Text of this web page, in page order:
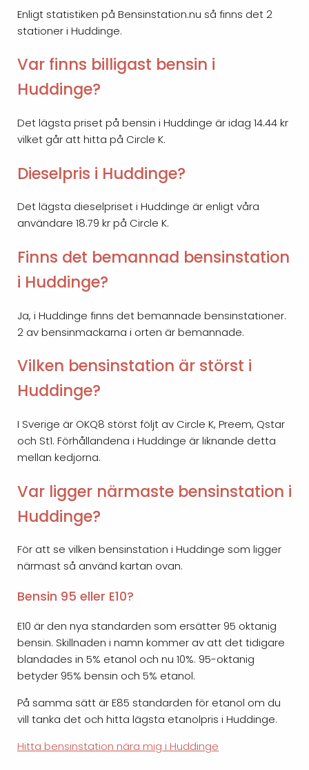
Enligt statistiken på Bensinstation.nu så finns det 2
stationer i Huddinge.
Var finns billigast bensin i
Huddinge?
Det lägsta priset på bensin i Huddinge är idag 14.44 kr
vilket går att hitta på Circle K.
Dieselpris i Huddinge?
Det lägsta dieselpriset i Huddinge är enligt våra
användare 18.79 kr på Circle K.
Finns det bemannad bensinstation
i Huddinge?
Ja, i Huddinge finns det bemannade bensinstationer.
2 av bensinmackarna i orten är bemannade.
Vilken bensinstation är störst i
Huddinge?
I Sverige är OKQ8 störst följt av Circle K, Preem, Qstar
och St1. Förhållandena i Huddinge är liknande detta
mellan kedjorna.
Var ligger närmaste bensinstation i
Huddinge?
För att se vilken bensinstation i Huddinge som ligger
närmast så använd kartan ovan.
Bensin 95 eller E10?
E10 är den nya standarden som ersätter 95 oktanig
bensin. Skillnaden i namn kommer av att det tidigare
blandades in 5% etanol och nu 10%. 95-oktanig
betyder 95% bensin och 5% etanol.
På samma sätt är E85 standarden för etanol om du
vill tanka det och hitta lägsta etanolpris i Huddinge.
Hitta bensinstation nära mig i Huddinge